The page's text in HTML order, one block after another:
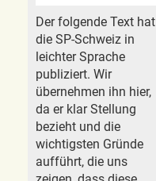
Der folgende Text hat
die SP-Schweiz in
leichter Sprache
publiziert. Wir
übernehmen ihn hier,
da er klar Stellung
bezieht und die
wichtigsten Gründe
aufführt, die uns